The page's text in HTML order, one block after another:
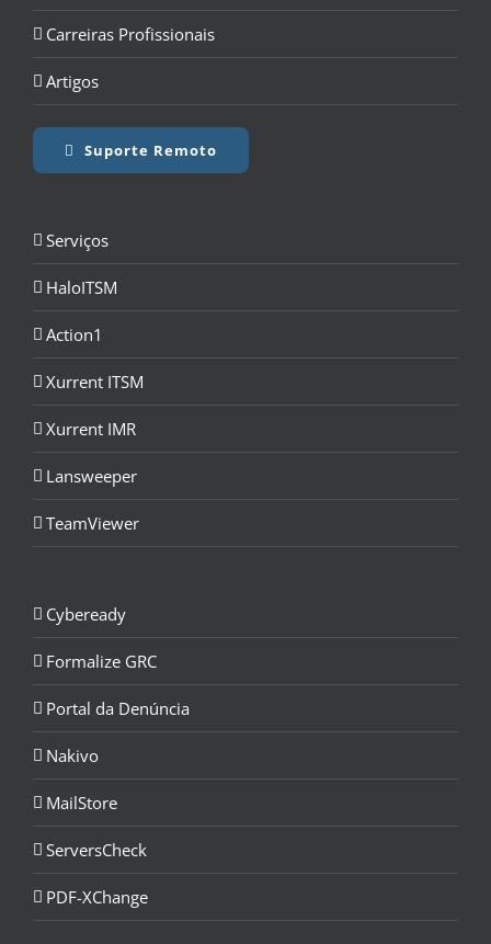
Carreiras Profissionais
Artigos
Suporte Remoto
Serviços
HaloITSM
Action1
Xurrent ITSM
Xurrent IMR
Lansweeper
TeamViewer
Cybeready
Formalize GRC
Portal da Denúncia
Nakivo
MailStore
ServersCheck
PDF-XChange